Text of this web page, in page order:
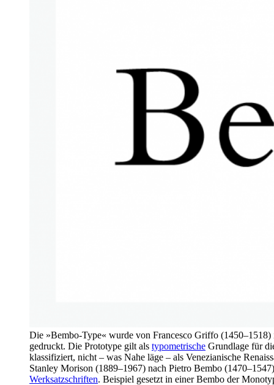
Die »Bembo-Type« wurde von Francesco Griffo
gedruckt. Die Prototype gilt als typometrische Grundlage für
klassifiziert, nicht – was Nahe läge – als Venezianische
Stanley Morison (1889–1967) nach Pietro Bembo
Werksatzschriften. Beispiel gesetzt in einer Bembo der